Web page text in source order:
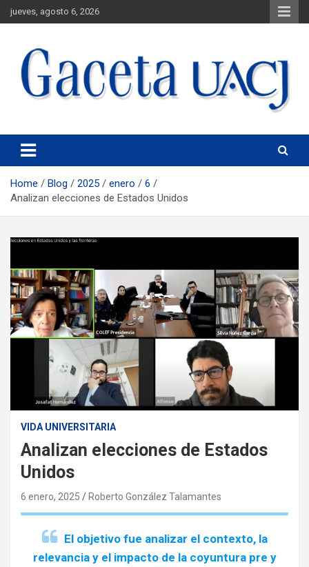
jueves, agosto 6, 2026
Gaceta UACJ
Home Blog 2025 enero
6
Analizan elecciones de Estados Unidos
VIDA UNIVERSITARIA
Analizan elecciones de Estados
Unidos
6 enero, 2025 Roberto González Talamantes
El objetivo fue analizar el contexto, la
relevancia y el impacto de la coyuntura pre y